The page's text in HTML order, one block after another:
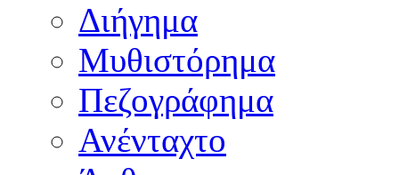
Διήγημα
Μυθιστόρημα
Πεζογράφημα
Ανένταχτο